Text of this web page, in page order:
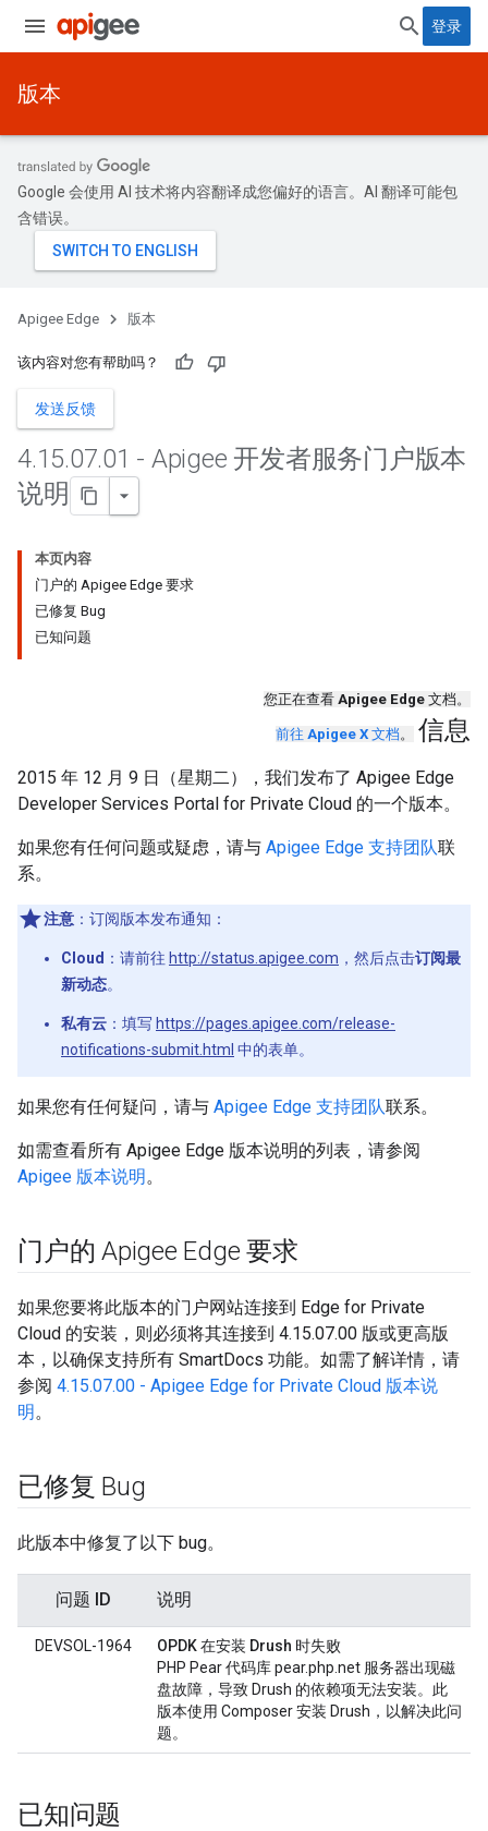
登录
版本
Google 会使用 AI 技术将内容翻译成您偏好的语言。AI 翻译可能包
含错误。
Apigee Edge 版本
该内容对您有帮助吗？
发送反馈
4.15.07.01 - Apigee 开发者服务门户版本
说明
本页内容
门户的 Apigee Edge 要求
已修复 Bug
已知问题
您正在查看 Apigee Edge 文档。
前往 Apigee X 文档。 信息
2015 年 12 月 9 日（星期二），我们发布了 Apigee Edge
Developer Services Portal for Private Cloud 的一个版本。
如果您有任何问题或疑虑，请与 Apigee Edge 支持团队联
系。
注意 ：订阅版本发布通知：
Cloud ：请前往 http://status.apigee.com ，然后点击订阅最
新动态。
私有云 ：填写 https://pages.apigee.com/release-
notifications-submit.html 中的表单。
如果您有任何疑问，请与 Apigee Edge 支持团队联系。
如需查看所有 Apigee Edge 版本说明的列表，请参阅
Apigee 版本说明。
门户的 Apigee Edge 要求
如果您要将此版本的门户网站连接到 Edge for Private
Cloud 的安装，则必须将其连接到 4.15.07.00 版或更高版
本，以确保支持所有 SmartDocs 功能。如需了解详情，请
参阅 4.15.07.00 - Apigee Edge for Private Cloud 版本说
明。
已修复 Bug
此版本中修复了以下 bug。
问题 ID 说明
DEVSOL-1964
OPDK 在安装 Drush 时失败
PHP Pear 代码库 pear.php.net 服务器出现磁
盘故障，导致 Drush 的依赖项无法安装。此
版本使用 Composer 安装 Drush，以解决此问
题。
已知问题